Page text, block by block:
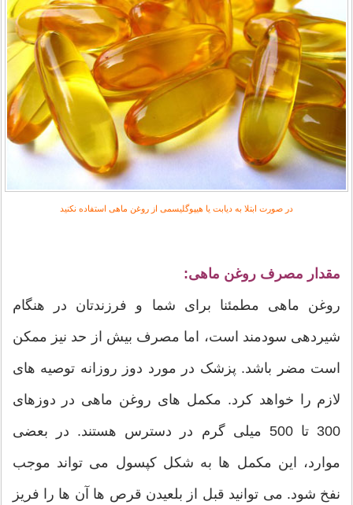
در صورت ابتلا به دیابت یا هیپوگلیسمی از روغن ماهی استفاده نکنید
مقدار مصرف روغن ماهی:
روغن ماهی مطمئنا برای شما و فرزندتان در هنگام
شیردهی سودمند است، اما مصرف بیش از حد نیز ممکن
است مضر باشد. پزشک در مورد دوز روزانه توصیه های
لازم را خواهد کرد. مکمل های روغن ماهی در دوزهای
300 تا 500 میلی گرم در دسترس هستند. در بعضی
موارد، این مکمل ها به شکل کپسول می تواند موجب
نفخ شود. می توانید قبل از بلعیدن قرص ها آن ها را فریز